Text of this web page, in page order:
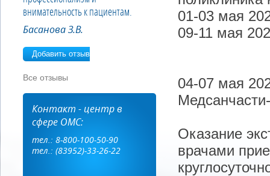
внимательность к пациентам.
Басанова З.В.
Добавить отзыв
Все отзывы
Контакт - центр в
сфере ОМС:
тел.: 8-800-100-50-90
тел.: (83952)-33-26-22
01-03 мая
09-11 мая
04-07 мая
Оказание
врачами